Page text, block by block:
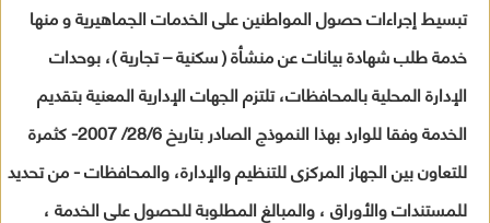
تبسيط إجراءات حصول المواطنين على الخدمات الجماهيرية و منها
خدمة طلب شهادة بيانات عن منشأة ( سكنية – تجارية )، بوحدات
الإدارة المحلية بالمحافظات، تلتزم الجهات الإدارية المعنية بتقديم
الخدمة وفقا للوارد بهذا النموذج الصادر بتاريخ 28/6/ 2007- كثمرة
للتعاون بين الجهاز المركزى للتنظيم والإدارة، والمحافظات - من تحديد
للمستندات والأوراق ، والمبالغ المطلوبة للحصول على الخدمة ،